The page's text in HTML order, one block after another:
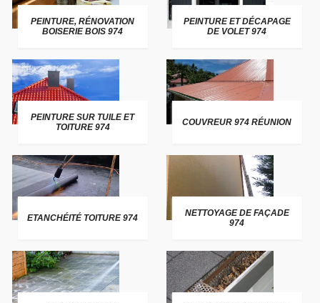
PEINTURE, RÉNOVATION
BOISERIE BOIS 974
PEINTURE ET DÉCAPAGE
DE VOLET 974
PEINTURE SUR TUILE ET
TOITURE 974
COUVREUR 974 RÉUNION
ETANCHÉITÉ TOITURE 974
NETTOYAGE DE FAÇADE
974